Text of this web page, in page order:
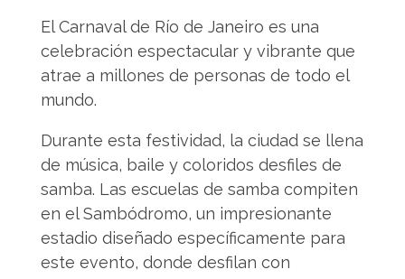
El Carnaval de Río de Janeiro es una
celebración espectacular y vibrante que
atrae a millones de personas de todo el
mundo.
Durante esta festividad, la ciudad se llena
de música, baile y coloridos desfiles de
samba. Las escuelas de samba compiten
en el Sambódromo, un impresionante
estadio diseñado específicamente para
este evento, donde desfilan con